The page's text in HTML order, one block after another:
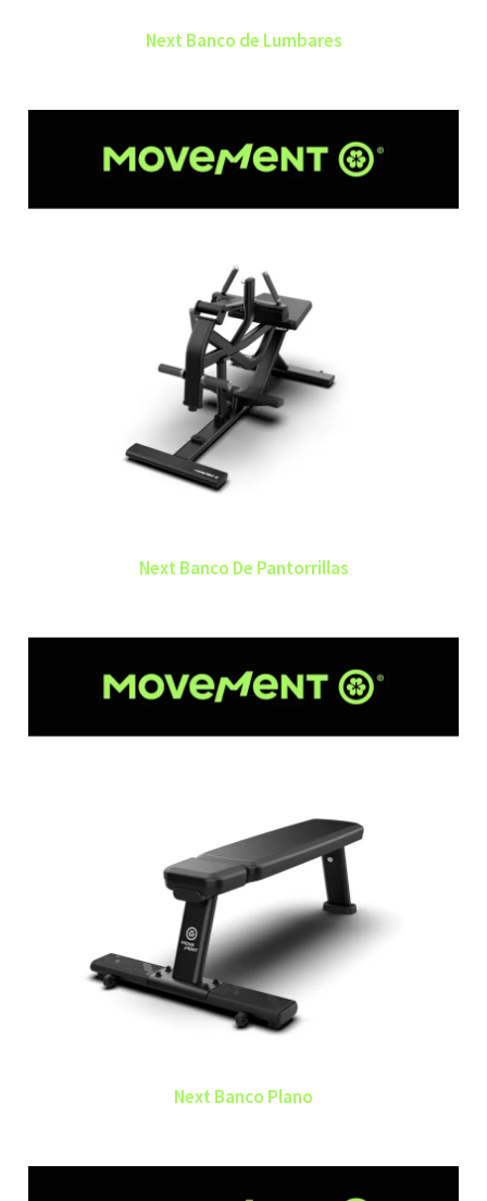
Next Banco de Lumbares
Next Banco De Pantorrillas
Next Banco Plano